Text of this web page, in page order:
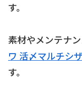
す。
素材やメンテナ
ワ 活〆マルチシ
す。